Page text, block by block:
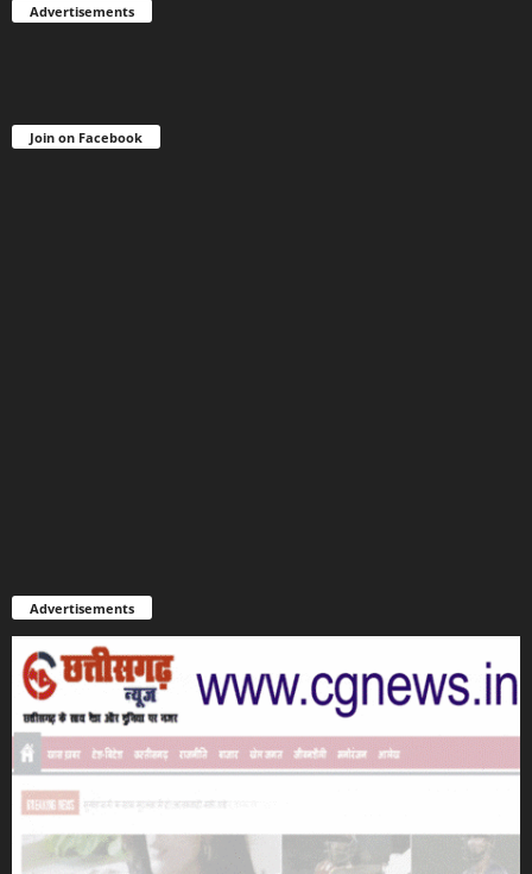
Advertisements
Join on Facebook
Advertisements